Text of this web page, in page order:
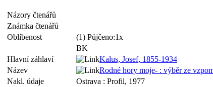
Názory čtenářů
Známka čtenářů
Oblíbenost
(1) Půjčeno:1x
BK
Hlavní záhlaví
Kalus, Josef, 1855-1934
Název
Rodné hory moje- : výběr ze
Nakl. údaje
Ostrava : Profil, 1977